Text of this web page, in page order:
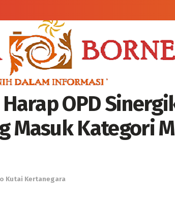
OPD
Masuk Kategori
Kutai Kertanegara